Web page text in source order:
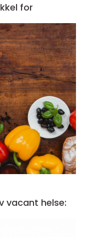
for
vacant helse: